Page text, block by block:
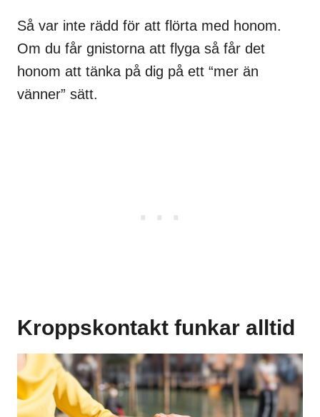
Så var inte rädd för att flörta med honom.
Om du får gnistorna att flyga så får det
honom att tänka på dig på ett “mer än
vänner” sätt.
Kroppskontakt funkar alltid